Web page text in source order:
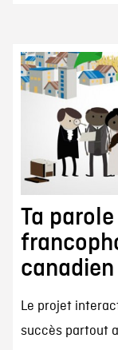
Ta
canadien
Le projet
succès partout